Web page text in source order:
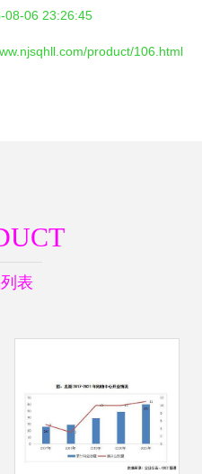
08-06 23:26:45
product/106.html
表